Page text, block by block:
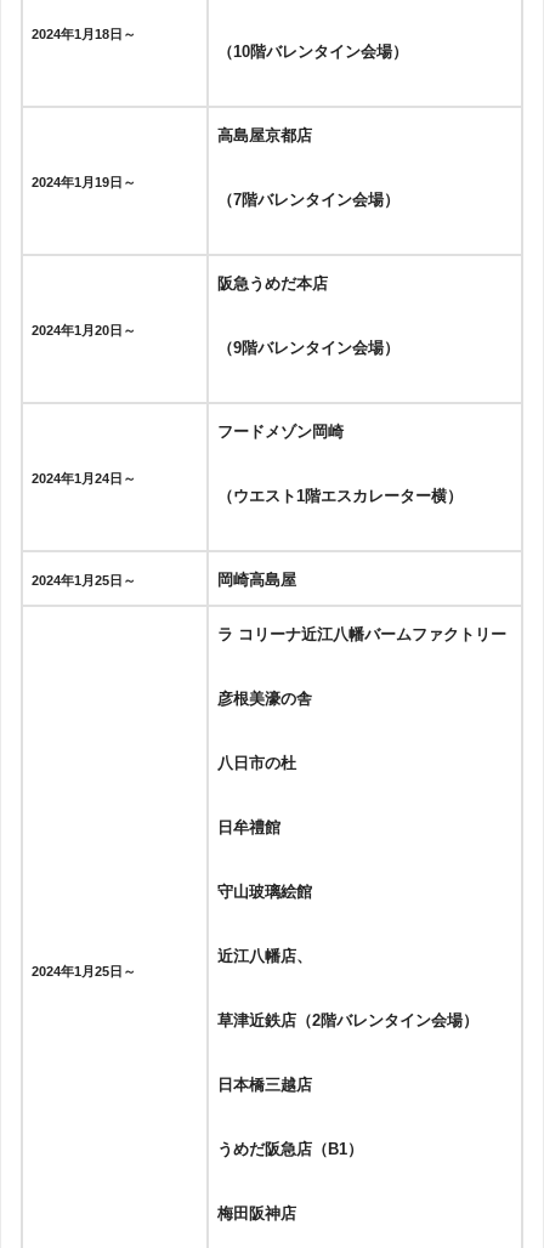
2024年1月18日～
（10階バレンタイン会場）
2024年1月19日～
高島屋京都店
（7階バレンタイン会場）
2024年1月20日～
阪急うめだ本店
（9階バレンタイン会場）
2024年1月24日～
フードメゾン岡崎
（ウエスト1階エスカレーター横）
2024年1月25日～ 岡崎高島屋
2024年1月25日～
ラ コリーナ近江八幡バームファクトリー
彦根美濠の舎
八日市の杜
日牟禮館
守山玻璃絵館
近江八幡店、
草津近鉄店（2階バレンタイン会場）
日本橋三越店
うめだ阪急店（B1）
梅田阪神店